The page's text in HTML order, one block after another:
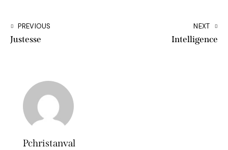
PREVIOUS
Justesse
NEXT
Intelligence
Pchristanval